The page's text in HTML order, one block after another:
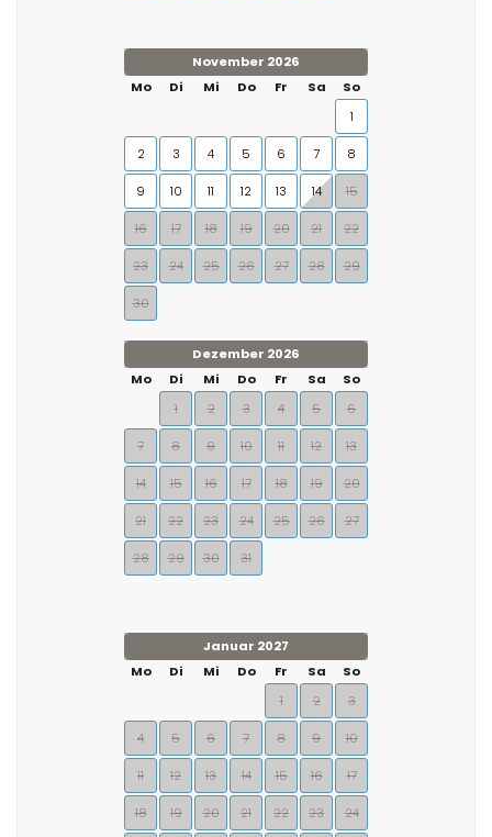
November 2026
Mo
Di Mi Do Fr Sa
So
1
2 3 4 5 6 7 8
9 10 11 12 13 14 15
16 17 18 19 20 21 22
23 24 25 26 27 28 29
30
Dezember 2026
Mo
Di Mi Do Fr Sa
So
1
2 3 4 5 6
7 8 9 10 11 12 13
14 15 16 17 18 19 20
21 22 23 24 25 26 27
28 29 30 31
Januar 2027
Mo
Di Mi Do Fr Sa
So
1
2 3
4 5 6 7 8 9 10
11 12 13 14 15 16 17
18 19 20 21 22 23 24